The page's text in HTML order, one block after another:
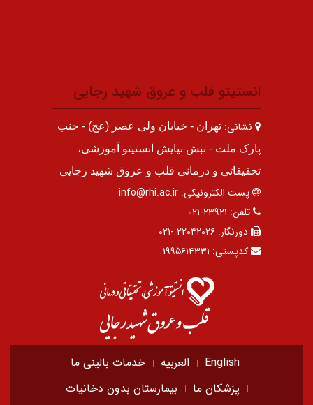
انستیتو قلب و عروق شهید رجایی
نشانی: تهران - خیابان ولی عصر (عج) - جنب
پارک ملت - نبش نیایش انستیتو آموزشی،
تحقیقاتی و درمانی قلب و عروق شهید رجایی
پست الکترونیکی: info@rhi.ac.ir
تلفن: ۲۳۹۲۱-۰۲۱
دورنگار: ۲۲۰۴۲۰۲۶ -۰۲۱
کدپستی: ۱۹۹۵۶۱۴۳۳۱
English العربیه
خدمات بالینی ما
پزشکان ما
بیمارستان بدون دخانیات